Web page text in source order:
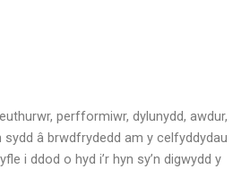
perfformiwr, dylunydd, awdur,
sydd â brwdfrydedd am y celfyddydau
i ddod o hyd i’r hyn sy’n digwydd y